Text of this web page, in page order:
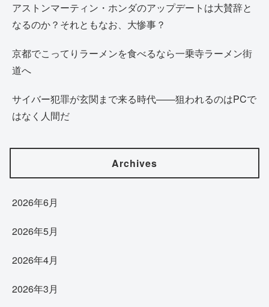
アストンマーティン・ホンダのアップデートは大賛辞と
なるのか？それともなお、大惨事？
京都でこってりラーメンを食べるなら一乗寺ラーメン街
道へ
サイバー犯罪が玄関まで来る時代——狙われるのはPCで
はなく人間だ
Archives
2026年6月
2026年5月
2026年4月
2026年3月